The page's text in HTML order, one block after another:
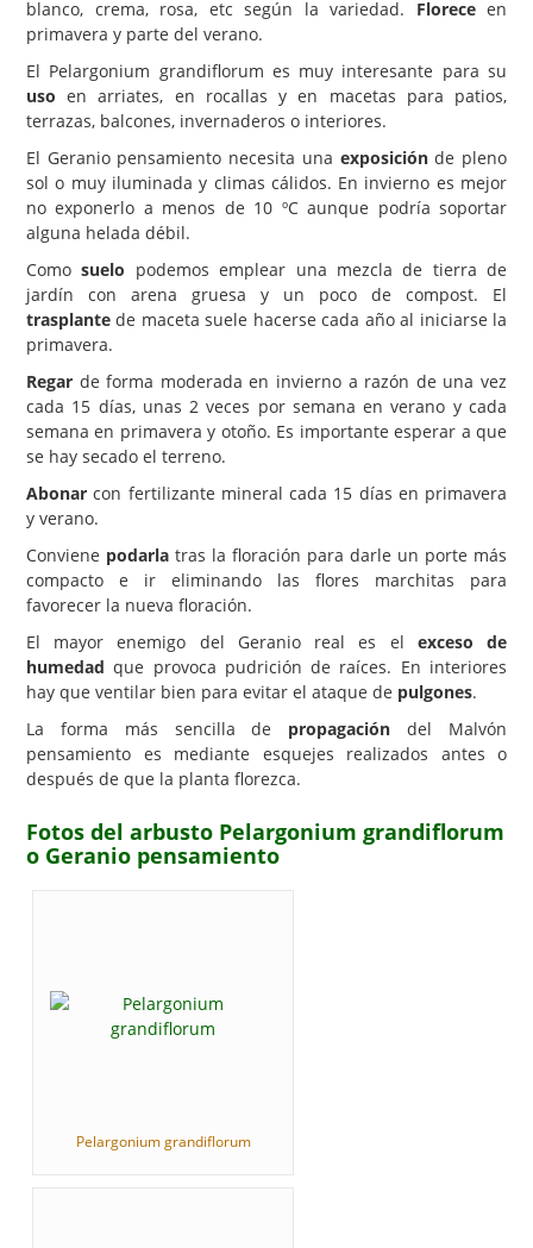
blanco, crema, rosa, etc según la variedad. Floreceen
primavera y parte del verano.
El Pelargonium grandiflorum es muy interesante para su
uso en arriates, en rocallas y en macetas para patios,
terrazas, balcones, invernaderos o interiores.
El Geranio pensamiento necesita una exposiciónde pleno
sol o muy iluminada y climas cálidos. En invierno es mejor
no exponerlo a menos de 10 ºC aunque podría soportar
alguna helada débil.
Comosuelo podemos emplear una mezcla de tierra de
jardín con arena gruesa y un poco de compost. El
trasplante de maceta suele hacerse cada año al iniciarse la
primavera.
Regar de forma moderada en invierno a razón de una vez
cada 15 días, unas 2 veces por semana en verano y cada
semana en primavera y otoño. Es importante esperar a que
se hay secado el terreno.
Abonar con fertilizante mineral cada 15 días en primavera
y verano.
Conviene podarla tras la floración para darle un porte más
compacto e ir eliminando las flores marchitas para
favorecer la nueva floración.
El mayor enemigo del Geranio real es el exceso de
humedad que provoca pudrición de raíces. En interiores
hay que ventilar bien para evitar el ataque de pulgones.
La forma más sencilla de propagación del Malvón
pensamiento es mediante esquejes realizados antes o
después de que la planta florezca.
Fotos del arbusto Pelargonium grandiflorum
o Geranio pensamiento
Pelargonium grandiflorum